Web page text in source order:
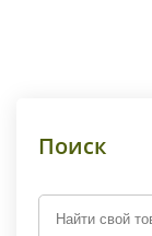
Поиск